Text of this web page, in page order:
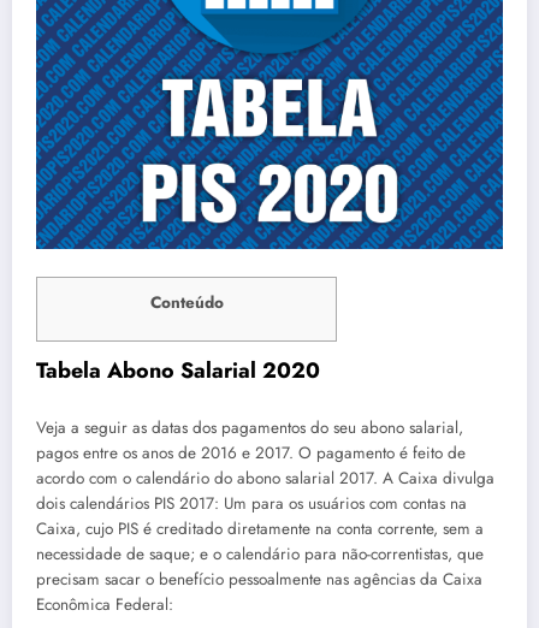
Conteúdo
Tabela Abono Salarial 2020
Veja a seguir as datas dos pagamentos do seu abono salarial,
pagos entre os anos de 2016 e 2017. O pagamento é feito de
acordo com o calendário do abono salarial 2017. A Caixa divulga
dois calendários PIS 2017: Um para os usuários com contas na
Caixa, cujo PIS é creditado diretamente na conta corrente, sem a
necessidade de saque; e o calendário para não-correntistas, que
precisam sacar o benefício pessoalmente nas agências da Caixa
Econômica Federal: